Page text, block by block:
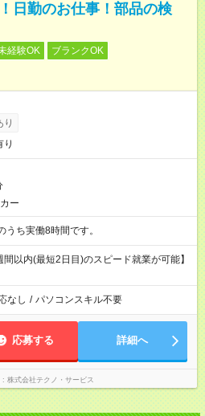
日勤のお仕事！部品の検
経験OK
ブランクOK
り
り
ー
※表記のうち実働8時間です。
以内(最短2日目)のスピード就業が可能】
なし / パソコンスキル不要
応募する 詳細へ
株式会社テクノ・サービス